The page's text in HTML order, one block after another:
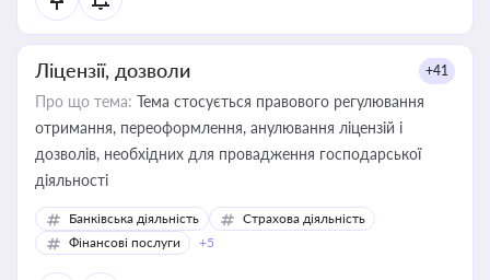
Ліцензії, дозволи +41
Про що тема: Тема стосується правового регулювання
отримання, переоформлення, анулювання ліцензій і
дозволів, необхідних для провадження господарської
діяльності
Банківська діяльність
Страхова діяльність
Фінансові послуги
+5